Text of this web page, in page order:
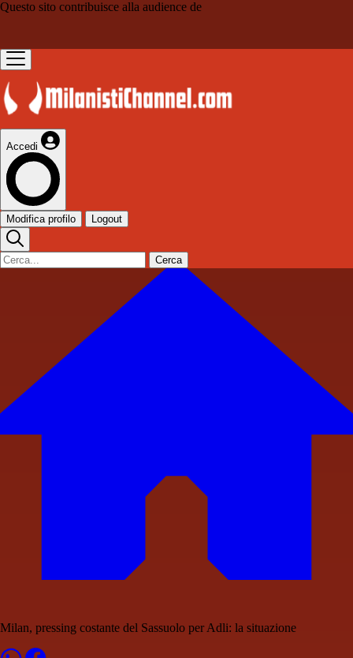
Questo sito contribuisce alla audience de
Accedi
Modifica profilo Logout
Cerca
Milan, pressing costante del Sassuolo per Adli: la situazione